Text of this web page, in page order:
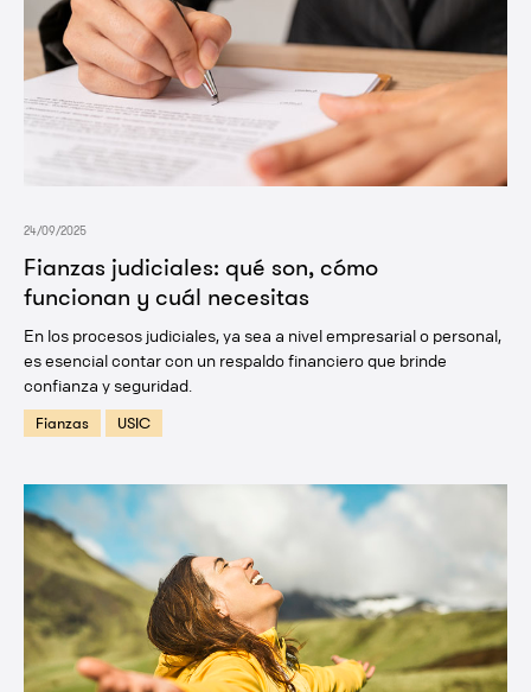
Fianzas judiciales: qué son, cómo
funcionan y cuál necesitas
24/09/2025
En los procesos judiciales, ya sea a nivel empresarial o personal,
es esencial contar con un respaldo financiero que brinde
confianza y seguridad.
Fianzas USIC